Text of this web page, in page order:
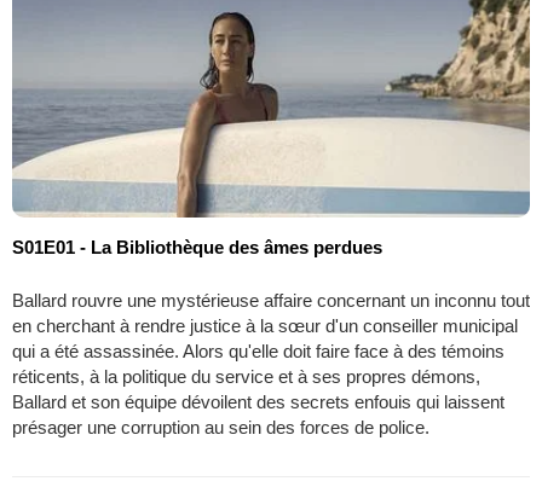
S01E01 - La Bibliothèque des âmes perdues
Ballard rouvre une mystérieuse affaire concernant un inconnu tout
en cherchant à rendre justice à la sœur d'un conseiller municipal
qui a été assassinée. Alors qu'elle doit faire face à des témoins
réticents, à la politique du service et à ses propres démons,
Ballard et son équipe dévoilent des secrets enfouis qui laissent
présager une corruption au sein des forces de police.